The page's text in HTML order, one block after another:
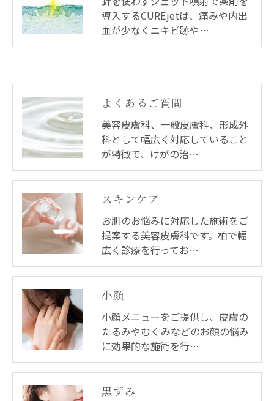
導入するCUREjetは、痛みや内出
血が少なくニキビ跡や…
よくあるご質問
美容皮膚科、一般皮膚科、形成外
科として幅広く対応していること
が特徴で、けがの治…
スキンケア
お肌のお悩みに対応した施術をご
提案する美容皮膚科です。柏で幅
広く診療を行ってお…
小顔
小顔メニューをご提供し、皮膚の
たるみやむくみなどのお顔の悩み
に効果的な施術を行…
黒ずみ